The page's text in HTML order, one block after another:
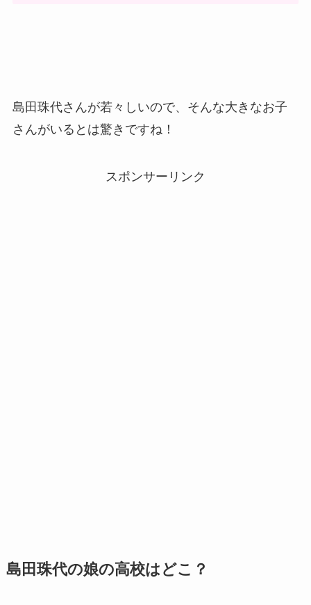
島田珠代さんが若々しいので、そんな大きなお子
さんがいるとは驚きですね！
スポンサーリンク
島田珠代の娘の高校はどこ？